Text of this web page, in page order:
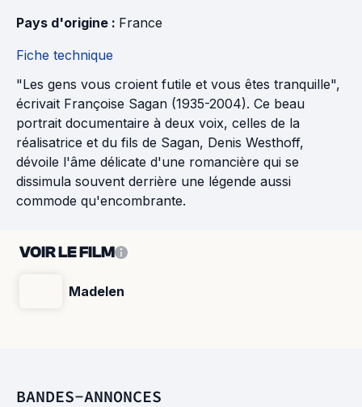
Pays d'origine : France
Fiche technique
"Les gens vous croient futile et vous êtes tranquille",
écrivait Françoise Sagan (1935-2004). Ce beau
portrait documentaire à deux voix, celles de la
réalisatrice et du fils de Sagan, Denis Westhoff,
dévoile l'âme délicate d'une romancière qui se
dissimula souvent derrière une légende aussi
commode qu'encombrante.
VOIR LE FILM
Madelen
BANDES-ANNONCES